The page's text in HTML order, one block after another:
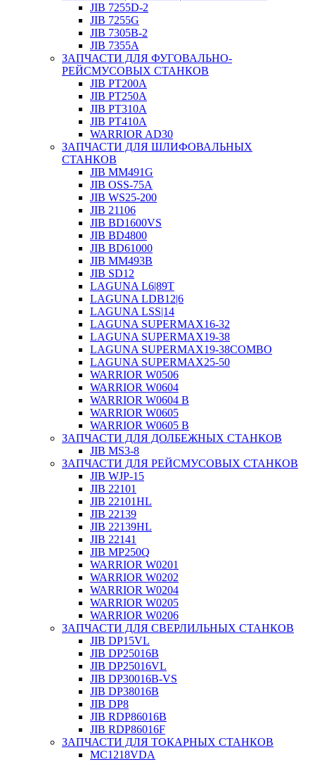
JIB 7255D-2
JIB 7255G
JIB 7305B-2
JIB 7355A
ЗАПЧАСТИ ДЛЯ ФУГОВАЛЬНО-
РЕЙСМУСОВЫХ СТАНКОВ
JIB PT200A
JIB PT250A
JIB PT310A
JIB PT410A
WARRIOR AD30
ЗАПЧАСТИ ДЛЯ ШЛИФОВАЛЬНЫХ
СТАНКОВ
JIB MM491G
JIB OSS-75A
JIB WS25-200
JIB 21106
JIB BD1600VS
JIB BD4800
JIB BD61000
JIB MM493B
JIB SD12
LAGUNA L6|89T
LAGUNA LDB12|6
LAGUNA LSS|14
LAGUNA SUPERMAX16-32
LAGUNA SUPERMAX19-38
LAGUNA SUPERMAX19-38COMBO
LAGUNA SUPERMAX25-50
WARRIOR W0506
WARRIOR W0604
WARRIOR W0604 B
WARRIOR W0605
WARRIOR W0605 B
ЗАПЧАСТИ ДЛЯ ДОЛБЕЖНЫХ СТАНКОВ
JIB MS3-8
ЗАПЧАСТИ ДЛЯ РЕЙСМУСОВЫХ СТАНКОВ
JIB WJP-15
JIB 22101
JIB 22101HL
JIB 22139
JIB 22139HL
JIB 22141
JIB MP250Q
WARRIOR W0201
WARRIOR W0202
WARRIOR W0204
WARRIOR W0205
WARRIOR W0206
ЗАПЧАСТИ ДЛЯ СВЕРЛИЛЬНЫХ СТАНКОВ
JIB DP15VL
JIB DP25016B
JIB DP25016VL
JIB DP30016B-VS
JIB DP38016B
JIB DP8
JIB RDP86016B
JIB RDP86016F
ЗАПЧАСТИ ДЛЯ ТОКАРНЫХ СТАНКОВ
MC1218VDA